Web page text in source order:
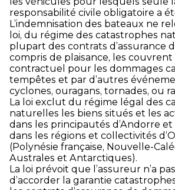
responsabilité civile obligatoire a
L’indemnisation des bateaux ne
loi, du régime des catastrophes
plupart des contrats d’assurance
compris de plaisance, les couvrent
contractuel pour les dommages
tempêtes et par d’autres
cyclones, ouragans, tornades, ou
La loi exclut du régime légal des
naturelles les biens situés et les
dans les principautés d’Andorre
dans les régions et collectivités
(Polynésie française, Nouvelle-
Australes et Antarctiques).
La loi prévoit que l’assureur n’a
d’accorder la garantie